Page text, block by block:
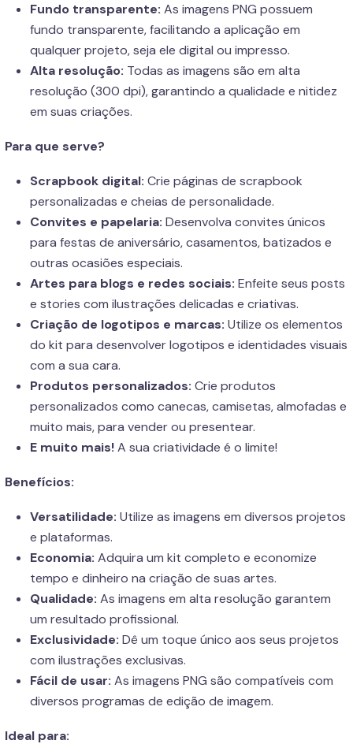
Fundo transparente: As imagens PNG possuem
fundo transparente, facilitando a aplicação em
qualquer projeto, seja ele digital ou impresso.
Alta resolução: Todas as imagens são em alta
resolução (300 dpi), garantindo a qualidade e nitidez
em suas criações.
Para que serve?
Scrapbook digital: Crie páginas de scrapbook
personalizadas e cheias de personalidade.
Convites e papelaria: Desenvolva convites únicos
para festas de aniversário, casamentos, batizados e
outras ocasiões especiais.
Artes para blogs e redes sociais: Enfeite seus posts
e stories com ilustrações delicadas e criativas.
Criação de logotipos e marcas: Utilize os elementos
do kit para desenvolver logotipos e identidades visuais
com a sua cara.
Produtos personalizados: Crie produtos
personalizados como canecas, camisetas, almofadas e
muito mais, para vender ou presentear.
E muito mais!A sua criatividade é o limite!
Benefícios:
Versatilidade: Utilize as imagens em diversos projetos
e plataformas.
Economia: Adquira um kit completo e economize
tempo e dinheiro na criação de suas artes.
Qualidade: As imagens em alta resolução garantem
um resultado profissional.
Exclusividade: Dê um toque único aos seus projetos
com ilustrações exclusivas.
Fácil de usar: As imagens PNG são compatíveis com
diversos programas de edição de imagem.
Ideal para: